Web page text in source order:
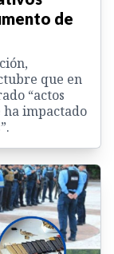
de
que en
“actos
ha impactado